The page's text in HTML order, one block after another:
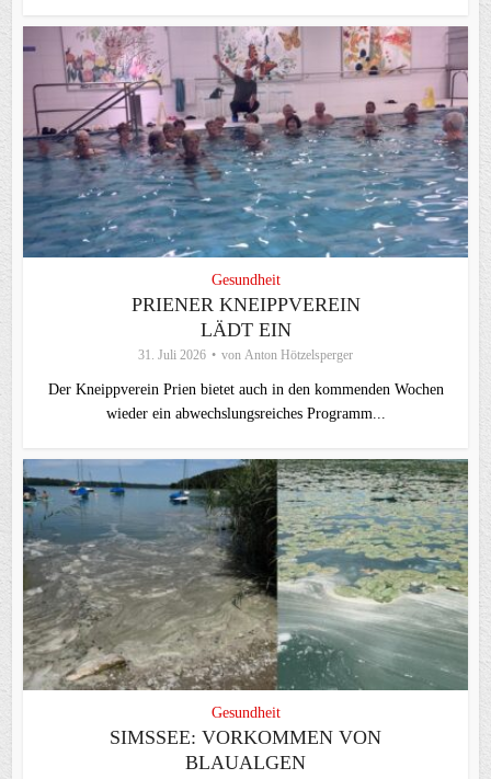
Gesundheit
PRIENER KNEIPPVEREIN
LÄDT EIN
31. Juli 2026 von Anton Hötzelsperger
Der Kneippverein Prien bietet auch in den kommenden Wochen
wieder ein abwechslungsreiches Programm...
Gesundheit
SIMSSEE: VORKOMMEN VON
BLAUALGEN